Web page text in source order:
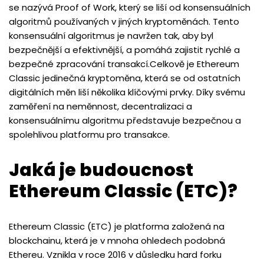
se nazývá Proof of Work, který se liší od konsensuálních
algoritmů používaných v jiných kryptoměnách. Tento
konsensuální algoritmus je navržen tak, aby byl
bezpečnější a efektivnější, a pomáhá zajistit rychlé a
bezpečné zpracování transakcí.Celkově je Ethereum
Classic jedinečná kryptoměna, která se od ostatních
digitálních měn liší několika klíčovými prvky. Díky svému
zaměření na neměnnost, decentralizaci a
konsensuálnímu algoritmu představuje bezpečnou a
spolehlivou platformu pro transakce.
Jaká je budoucnost
Ethereum Classic (ETC)?
Ethereum Classic (ETC) je platforma založená na
blockchainu, která je v mnoha ohledech podobná
Ethereu. Vznikla v roce 2016 v důsledku hard forku